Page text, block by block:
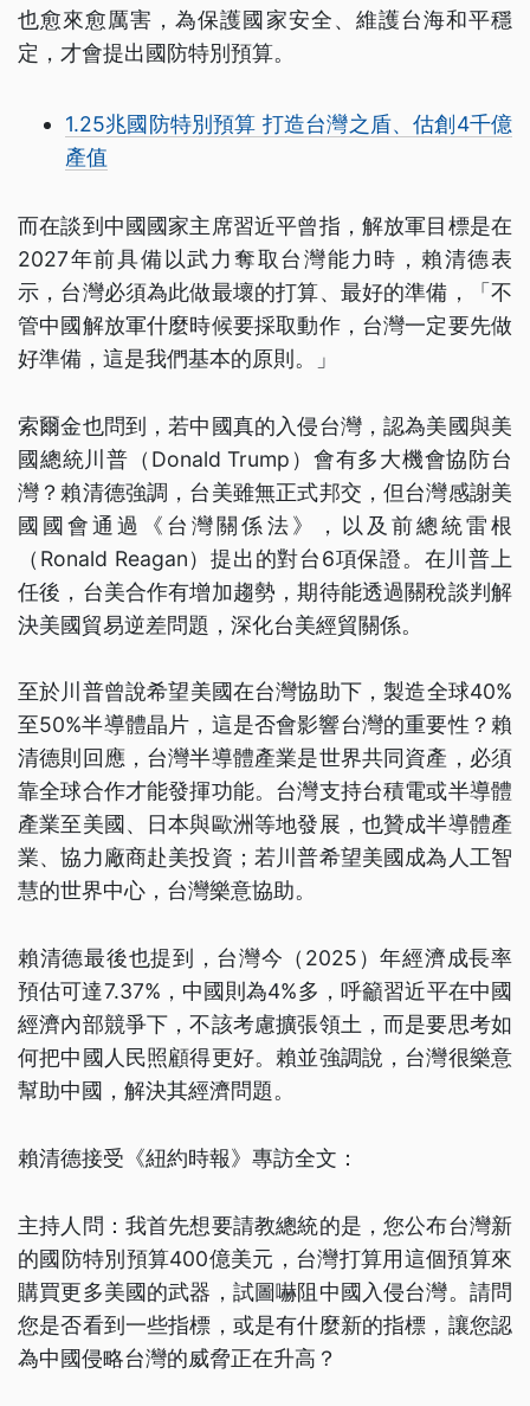
也愈來愈厲害，為保護國家安全、維護台海和平穩
定，才會提出國防特別預算。
1.25兆國防特別預算 打造台灣之盾、估創4千億
產值
而在談到中國國家主席習近平曾指，解放軍目標是在
2027年前具備以武力奪取台灣能力時，賴清德表
示，台灣必須為此做最壞的打算、最好的準備，「不
管中國解放軍什麼時候要採取動作，台灣一定要先做
好準備，這是我們基本的原則。」
索爾金也問到，若中國真的入侵台灣，認為美國與美
國總統川普（Donald Trump）會有多大機會協防台
灣？賴清德強調，台美雖無正式邦交，但台灣感謝美
國國會通過《台灣關係法》，以及前總統雷根
（Ronald Reagan）提出的對台6項保證。在川普上
任後，台美合作有增加趨勢，期待能透過關稅談判解
決美國貿易逆差問題，深化台美經貿關係。
至於川普曾說希望美國在台灣協助下，製造全球40%
至50%半導體晶片，這是否會影響台灣的重要性？賴
清德則回應，台灣半導體產業是世界共同資產，必須
靠全球合作才能發揮功能。台灣支持台積電或半導體
產業至美國、日本與歐洲等地發展，也贊成半導體產
業、協力廠商赴美投資；若川普希望美國成為人工智
慧的世界中心，台灣樂意協助。
賴清德最後也提到，台灣今（2025）年經濟成長率
預估可達7.37%，中國則為4%多，呼籲習近平在中國
經濟內部競爭下，不該考慮擴張領土，而是要思考如
何把中國人民照顧得更好。賴並強調說，台灣很樂意
幫助中國，解決其經濟問題。
賴清德接受《紐約時報》專訪全文：
主持人問：我首先想要請教總統的是，您公布台灣新
的國防特別預算400億美元，台灣打算用這個預算來
購買更多美國的武器，試圖嚇阻中國入侵台灣。請問
您是否看到一些指標，或是有什麼新的指標，讓您認
為中國侵略台灣的威脅正在升高？